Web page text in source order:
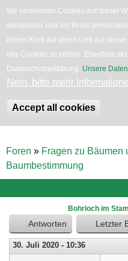
Wir verwenden Cookies auf dieser
verbessern und um Ihnen
einem Klick auf einen Link auf
uns Cookies zu setzen. Ebenfalls
Datenschutzerklärung. Unsere
Nein, bitte mehr
Accept all cookies
zum
Inhalt
English Bäume Blumen
Sie
sind
hier
Foren » Fragen zu Bäumen
Baumbestimmung
Bohrloch im
Antworten Letzter
30. Juli 2020 - 10:36